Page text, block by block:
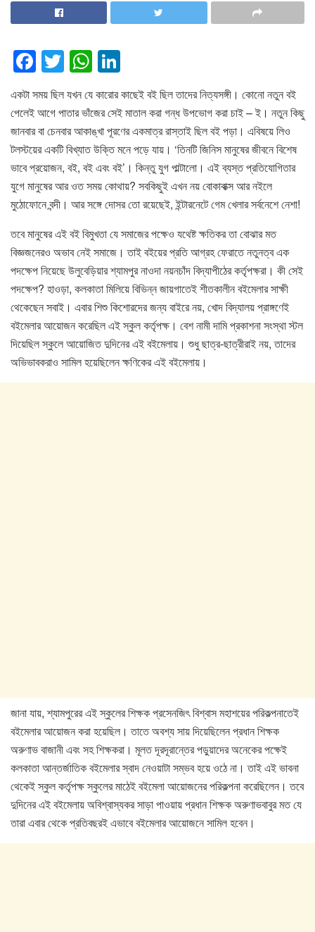
F
a
c
e
b
o
o
k
T
wi
tt
er
W
h
at
s
A
p
p
n
k
e
dI
n
একটা সময় ছিল যখন যে কারোর কাছেই বই ছিল তাদের নিত্যসঙ্গী। কোনো নতুন বই
পেলেই আগে পাতার ভাঁজের সেই মাতাল করা গন্ধ উপভোগ করা চাই – ই। নতুন কিছু
জানবার বা চেনবার আকাঙ্খা পূরণের একমাত্র রাস্তাই ছিল বই পড়া। এবিষয়ে লিও
টলস্টয়ের একটি বিখ্যাত উক্তি মনে পড়ে যায়। ‘তিনটি জিনিস মানুষের জীবনে বিশেষ
ভাবে প্রয়োজন, বই, বই এবং বই’। কিন্তু যুগ পাল্টালো। এই ব্যস্ত প্রতিযোগিতার
যুগে মানুষের আর ওত সময় কোথায়? সবকিছুই এখন নয় বোকাবাক্স আর নইলে
মুঠোফোনে বন্দী। আর সঙ্গে দোসর তো রয়েছেই, ইন্টারনেটে গেম খেলার সর্বনেশে নেশা!
তবে মানুষের এই বই বিমুখতা যে সমাজের পক্ষেও যথেষ্ট ক্ষতিকর তা বোঝার মত
বিজ্ঞজনেরও অভাব নেই সমাজে। তাই বইয়ের প্রতি আগ্রহ ফেরাতে নতুনত্ব এক
পদক্ষেপ নিয়েছে উলুবেড়িয়ার শ্যামপুর নাওদা নয়নচাঁদ বিদ্যাপীঠের কর্তৃপক্ষরা। কী সেই
পদক্ষেপ? হাওড়া, কলকাতা মিলিয়ে বিভিন্ন জায়গাতেই শীতকালীন বইমেলার সাক্ষী
থেকেছেন সবাই। এবার শিশু কিশোরদের জন্য বাইরে নয়, খোদ বিদ্যালয় প্রাঙ্গণেই
বইমেলার আয়োজন করেছিল এই স্কুল কর্তৃপক্ষ। বেশ নামী দামি প্রকাশনা সংস্থা স্টল
দিয়েছিল স্কুলে আয়োজিত দুদিনের এই বইমেলায়। শুধু ছাত্র-ছাত্রীরাই নয়, তাদের
অভিভাবকরাও সামিল হয়েছিলেন ক্ষণিকের এই বইমেলায়।
জানা যায়, শ্যামপুরের এই স্কুলের শিক্ষক প্রসেনজিৎ বিশ্বাস মহাশয়ের পরিকল্পনাতেই
বইমেলার আয়োজন করা হয়েছিল। তাতে অবশ্য সায় দিয়েছিলেন প্রধান শিক্ষক
অরুণাভ বাজানী এবং সহ শিক্ষকরা। মূলত দূরদূরান্তের পড়ুয়াদের অনেকের পক্ষেই
কলকাতা আন্তর্জাতিক বইমেলার স্বাদ নেওয়াটা সম্ভব হয়ে ওঠে না। তাই এই ভাবনা
থেকেই স্কুল কর্তৃপক্ষ স্কুলের মাঠেই বইমেলা আয়োজনের পরিকল্পনা করেছিলেন। তবে
দুদিনের এই বইমেলায় অবিশ্বাস্যকর সাড়া পাওয়ায় প্রধান শিক্ষক অরুণাভবাবুর মত যে
তারা এবার থেকে প্রতিবছরই এভাবে বইমেলার আয়োজনে সামিল হবেন।